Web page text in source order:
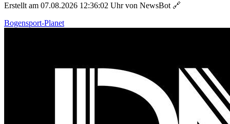
Erstellt am 07.08.2026 12:36:02 Uhr von NewsBot 🔗
Bogensport-Planet